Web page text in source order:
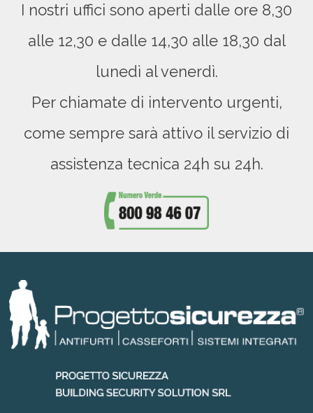
I nostri uffici sono aperti dalle ore 8,30
alle 12,30 e dalle 14,30 alle 18,30 dal
lunedì al venerdì.
Per chiamate di intervento urgenti,
come sempre sarà attivo il servizio di
assistenza tecnica 24h su 24h.